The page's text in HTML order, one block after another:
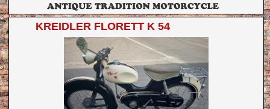
KREIDLER FLORETT K 54